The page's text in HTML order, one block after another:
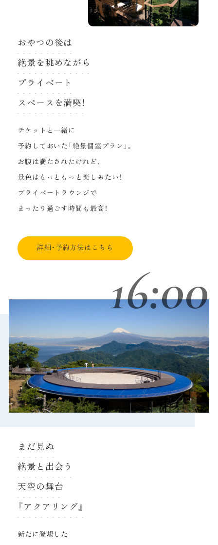
おやつの後は
絶景を眺めながら
プライベート
スペースを満喫！
チケットと一緒に
予約しておいた「絶景個室プラン」。
お腹は満たされたけれど、
景色はもっともっと楽しみたい！
プライベートラウンジで
まったり過ごす時間も最高！
詳細・予約方法はこちら
16:00
まだ見ぬ
絶景と出会う
天空の舞台
『アクアリング』
新たに登場した